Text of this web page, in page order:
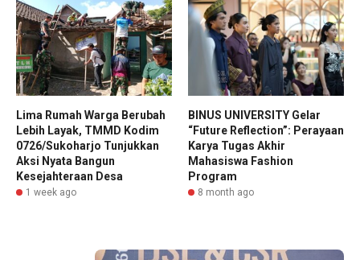
Lima Rumah Warga Berubah
Lebih Layak, TMMD Kodim
0726/Sukoharjo Tunjukkan
Aksi Nyata Bangun
Kesejahteraan Desa
1 week ago
BINUS UNIVERSITY Gelar
“Future Reflection”: Perayaan
Karya Tugas Akhir
Mahasiswa Fashion
Program
8 month ago